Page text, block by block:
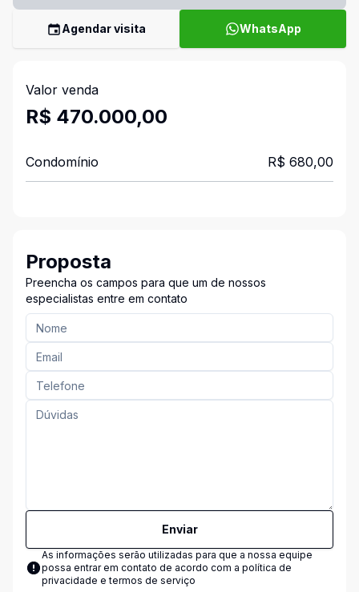
Agendar visita WhatsApp
Valor venda
R$ 470.000,00
Condomínio R$ 680,00
Proposta
Preencha os campos para que um de nossos
especialistas entre em contato
Enviar
As informações serão utilizadas para que a nossa equipe
possa entrar em contato de acordo com a política de
privacidade e termos de serviço